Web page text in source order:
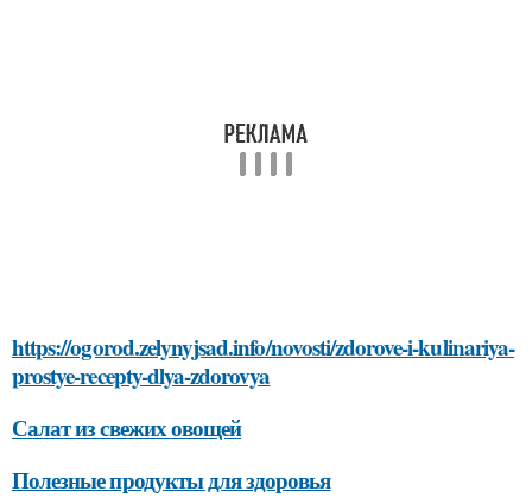
https://ogorod.zelynyjsad.info/novosti/zdorove-i-kulinariya-
prostye-recepty-dlya-zdorovya
Салат из свежих овощей
Полезные продукты для здоровья